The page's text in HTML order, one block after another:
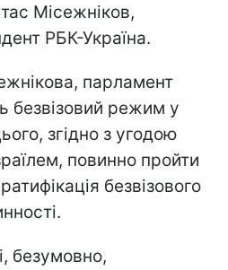
Місежніков,
РБК-Україна.
парламент
безвізовий режим у
згідно з угодою
повинно пройти
безвізового
безумовно,